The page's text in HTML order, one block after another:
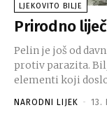
LJEKOVITO BILJE
Prirodno
Pelin je još od
protiv parazita.
NARODNI LIJEK - 13.